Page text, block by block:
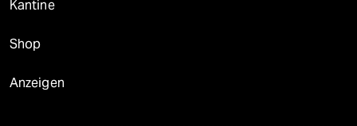
Kantine
Shop
Anzeigen